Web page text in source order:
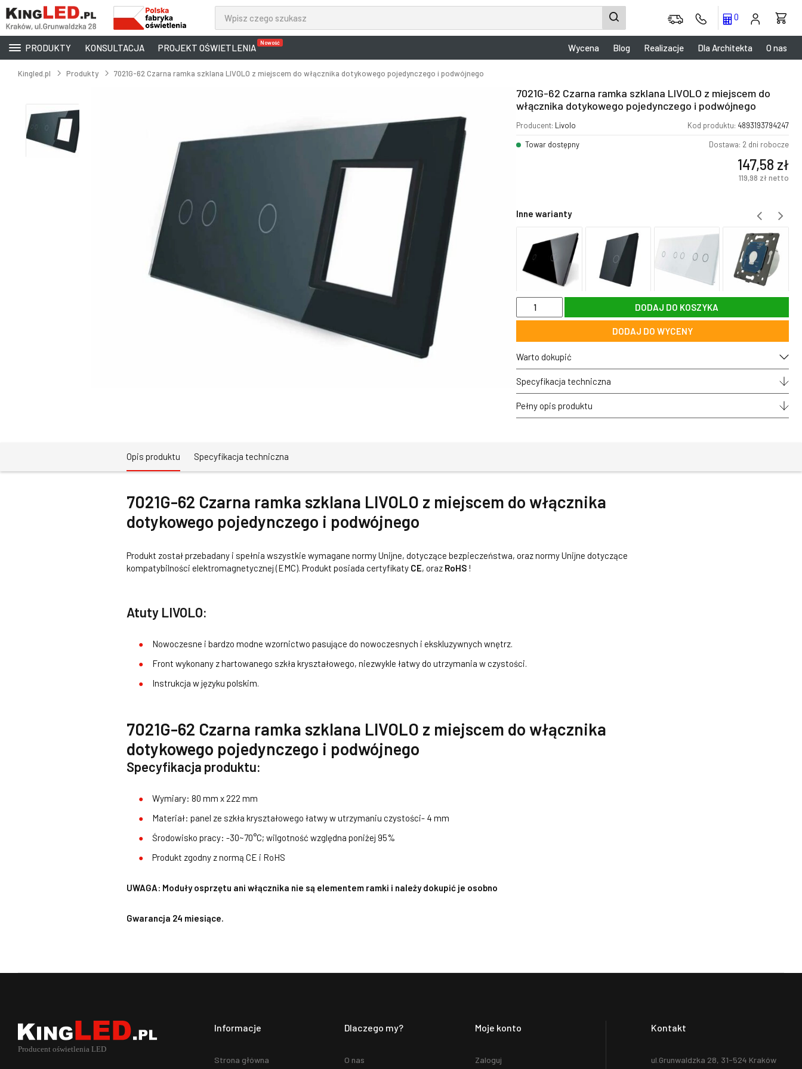
0
PRODUKTY KONSULTACJA PROJEKT OŚWIETLENIA Nowość Wycena Blog Realizacje Dla Architekta O nas
Kingled.pl Produkty 7021G-62 Czarna ramka szklana LIVOLO z miejscem do włącznika dotykowego pojedynczego i podwójnego
7021G-62 Czarna ramka szklana LIVOLO z miejscem do
włącznika dotykowego pojedynczego i podwójnego
Producent: Livolo Kod produktu: 4893193794247
Towar dostępny
Dostawa: 2 dni robocze
147,58 zł
119,98 złnetto
Inne warianty
7021G-
62
ramka
szklana
LIVOLO
z
miejscem
włącznika
dotykowego
DODAJ DO KOSZYKA
DODAJ DO WYCENY
Warto dokupić
Specyfikacja techniczna
Pełny opis produktu
Opis produktu Specyfikacja techniczna
7021G-62 Czarna ramka szklana LIVOLO z miejscem do włącznika
dotykowego pojedynczego i podwójnego
Produkt został przebadany i spełnia wszystkie wymagane normy Unijne, dotyczące bezpieczeństwa, oraz normy Unijne dotyczące
kompatybilności elektromagnetycznej (EMC). Produkt posiada certyfikaty CE, oraz RoHS !
Atuty LIVOLO:
Nowoczesne i bardzo modne wzornictwo pasujące do nowoczesnych i ekskluzywnych wnętrz.
Front wykonany z hartowanego szkła kryształowego, niezwykle łatwy do utrzymania w czystości.
Instrukcja w języku polskim.
7021G-62 Czarna ramka szklana LIVOLO z miejscem do włącznika
dotykowego pojedynczego i podwójnego
Specyfikacja produktu:
Wymiary: 80 mm x 222 mm
Materiał: panel ze szkła kryształowego łatwy w utrzymaniu czystości- 4 mm
Środowisko pracy: -30~70°C; wilgotność względna poniżej 95%
Produkt zgodny z normą CE i RoHS
UWAGA: Moduły osprzętu ani włącznika nie są elementem ramki i należy dokupić je osobno
Gwarancja 24 miesiące.
Informacje
Strona główna
Dlaczego my?
O nas
Moje konto
Zaloguj
Kontakt
ul.Grunwaldzka 28, 31-524 Kraków